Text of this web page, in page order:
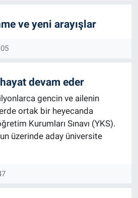
ve yeni arayışlar
devam eder
gencin ve ailenin
ortak bir heyecanda
Kurumları Sınavı (YKS).
üzerinde aday üniversite